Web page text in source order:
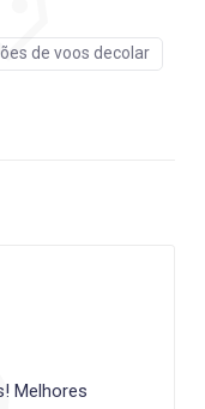
de voos decolar
Melhores